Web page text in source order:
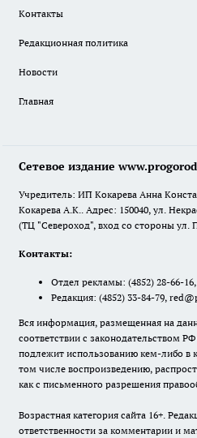
Контакты
Редакционная политика
Новости
Главная
Сетевое издание
Учредитель: ИП Кокарева Анна
Кокарева А.К.. Адрес: 150040, ул.
(ТЦ "Североход", вход со стороны ул.
Контакты:
Отдел рекламы: (4852) 28-66-16,
Редакция: (4852) 33-84-79,
Вся информация, размещенная на
соответствии с законодательством
подлежит использованию кем-либо в
том числе воспроизведению,
как с письменного разрешения
Возрастная категория сайта 16+.
ответственности за комментарии и